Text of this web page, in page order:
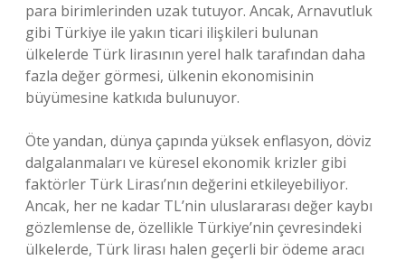
para birimlerinden uzak tutuyor. Ancak, Arnavutluk
gibi Türkiye ile yakın ticari ilişkileri bulunan
ülkelerde Türk lirasının yerel halk tarafından daha
fazla değer görmesi, ülkenin ekonomisinin
büyümesine katkıda bulunuyor.
Öte yandan, dünya çapında yüksek enflasyon, döviz
dalgalanmaları ve küresel ekonomik krizler gibi
faktörler Türk Lirası’nın değerini etkileyebiliyor.
Ancak, her ne kadar TL’nin uluslararası değer kaybı
gözlemlense de, özellikle Türkiye’nin çevresindeki
ülkelerde, Türk lirası halen geçerli bir ödeme aracı